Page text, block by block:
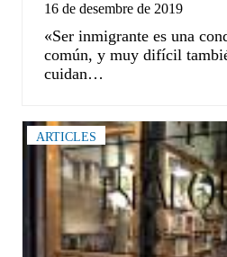
16 de desembre de 2019
«Ser inmigrante es una
común, y muy difícil
cuidan…
ARTICLES